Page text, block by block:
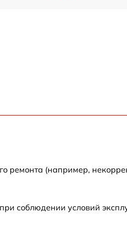
ремонта (например,
соблюдении условий